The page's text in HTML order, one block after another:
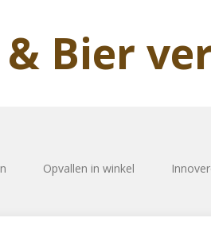
Bier
Opvallen in winkel